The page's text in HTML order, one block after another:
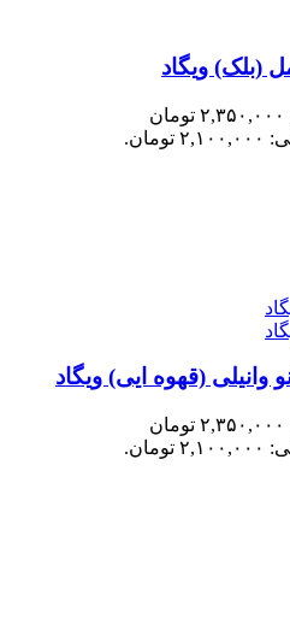
(بلک) ویگاد
قیمت اصلی: ۲,۳۵۰,۰۰۰ تومان
وانیلی (قهوه ایی) ویگاد
قیمت اصلی: ۲,۳۵۰,۰۰۰ تومان